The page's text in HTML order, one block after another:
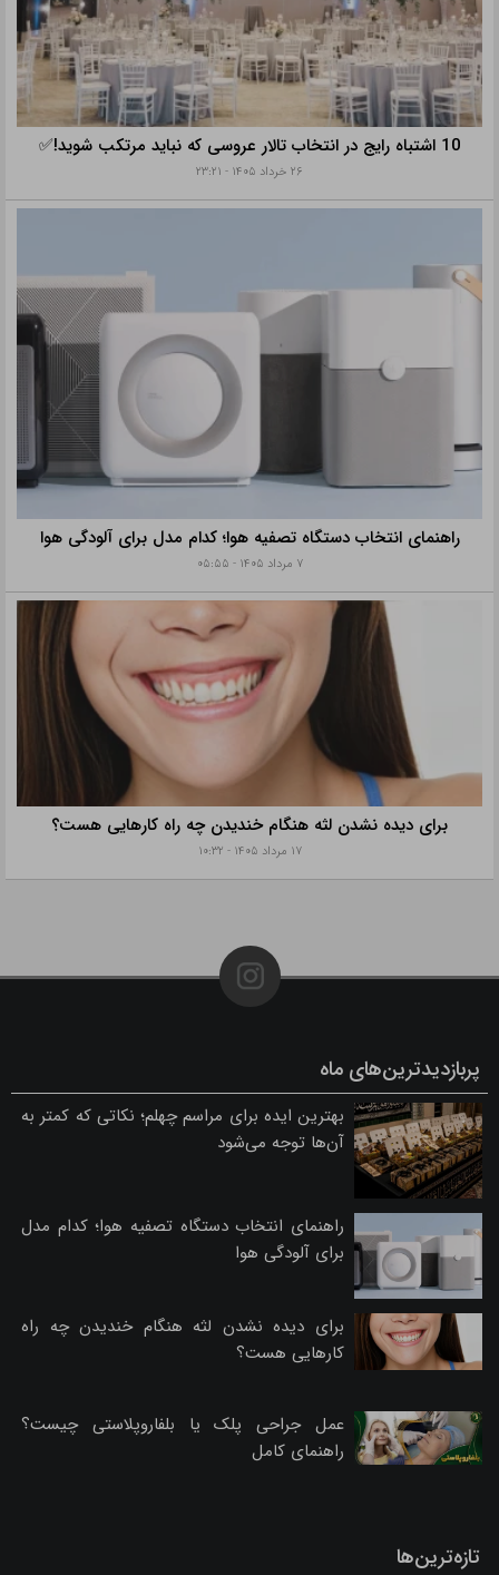
10 اشتباه رایج در انتخاب تالار عروسی که نباید مرتکب شوید!✅
۲۶ خرداد ۱۴۰۵ - ۲۳:۲۱
راهنمای انتخاب دستگاه تصفیه هوا؛ کدام مدل برای آلودگی هوا
۷ مرداد ۱۴۰۵ - ۰۵:۵۵
برای دیده نشدن لثه هنگام خندیدن چه راه کارهایی هست؟
۱۷ مرداد ۱۴۰۵ - ۱۰:۳۲
پربازدیدترین‌های ماه
بهترین ایده برای مراسم چهلم؛ نکاتی که کمتر به
آن‌ها توجه می‌شود
راهنمای انتخاب دستگاه تصفیه هوا؛ کدام مدل
برای آلودگی هوا
برای دیده نشدن لثه هنگام خندیدن چه راه
کارهایی هست؟
عمل جراحی پلک یا بلفاروپلاستی چیست؟
راهنمای کامل
تازه‌ترین‌ها